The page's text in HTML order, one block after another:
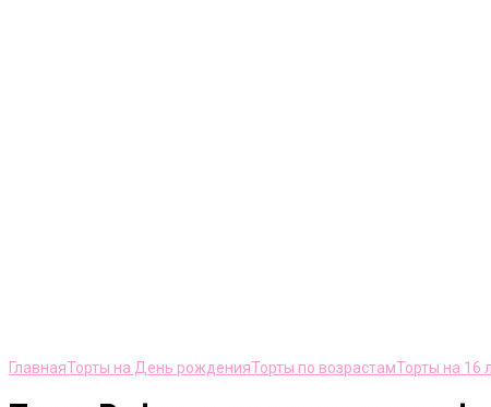
ГлавнаяТорты на День рожденияТорты по возрастамТорты на 16